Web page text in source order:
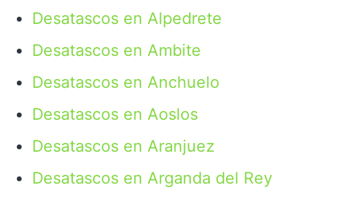
Desatascos en Alpedrete
Desatascos en Ambite
Desatascos en Anchuelo
Desatascos en Aoslos
Desatascos en Aranjuez
Desatascos en Arganda del Rey